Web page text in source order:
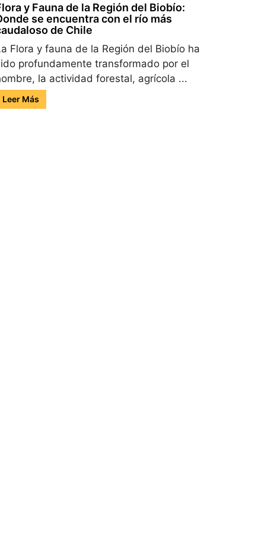
y Fauna de la Región del Biobío:
se encuentra con el río más
de Chile
Flora y fauna de la Región del Biobío ha
profundamente transformado por el
la actividad forestal, agrícola ...
Leer Más